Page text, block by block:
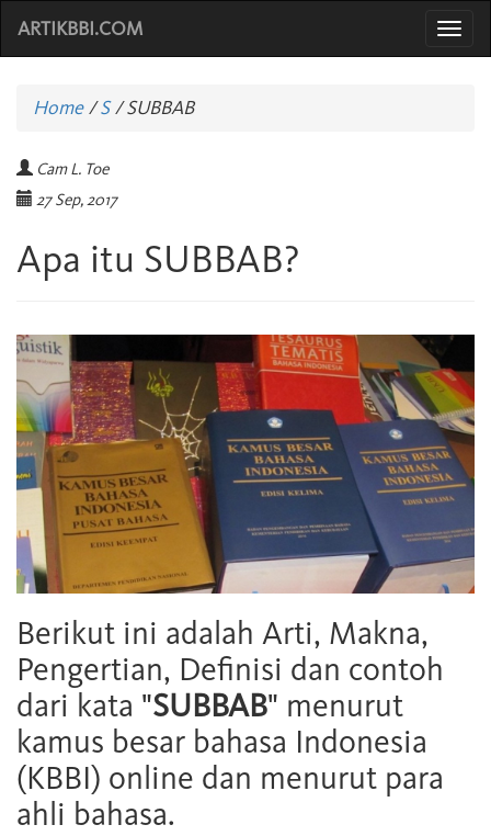
ARTIKBBI.COM
Home/S /SUBBAB
Cam L. Toe
27 Sep, 2017
Apa itu SUBBAB?
Berikut ini adalah Arti, Makna,
Pengertian, Definisi dan contoh
dari kata "SUBBAB" menurut
kamus besar bahasa Indonesia
(KBBI) online dan menurut para
ahli bahasa.